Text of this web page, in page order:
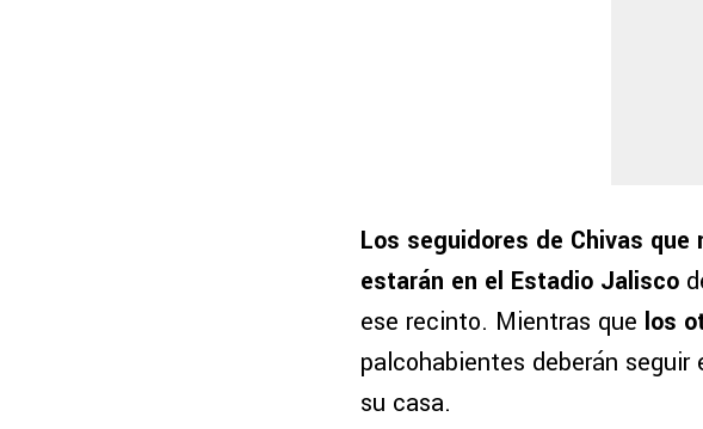
Los seguidores de Chivas
estarán en el Estadio Jalisco
ese recinto. Mientras que los
palcohabientes deberán seguir
su casa.